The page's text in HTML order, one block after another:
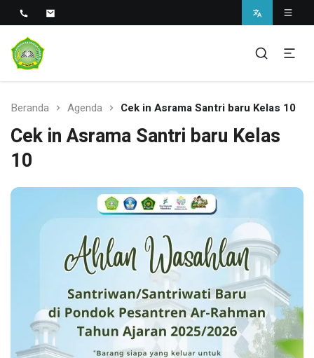
SMAS Unggul Ar Rahman
Sekolah Unggul Berbasis Pesantren di Sukabumi
Beranda Agenda Cek in Asrama Santri baru Kelas 10
Cek in Asrama Santri baru Kelas
10